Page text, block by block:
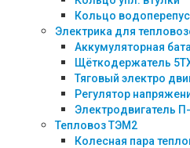
Кольцо
Электрика для
Аккумуляторная
Щёткодержатель
Тяговый электро
Регулятор
Электродвигатель
Тепловоз ТЭМ2
Колесная пара